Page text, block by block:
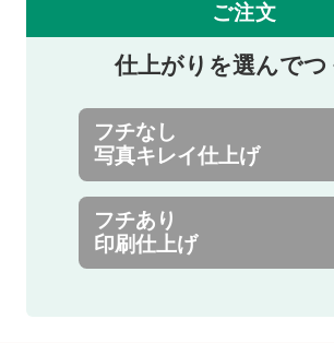
ご注文
仕上がりを選んでつ
フチなし
写真キレイ仕上げ
フチあり
印刷仕上げ